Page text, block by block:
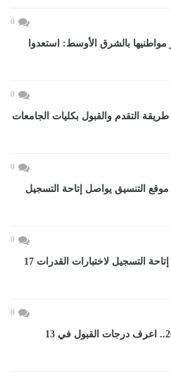
0
مواطنيها بالشرق الأوسط: استعدوا
0
الجامعات 2026.. طريقة التقدم والقبول بكليات الجامعات
0
الجامعات 2026.. موقع التنسيق يواصل إتاحة التسجيل
0
تنسيق الجامعات 2026.. إتاحة التسجيل لاختبارات القدرات 17
0
تنسيق الثانوى العام 2027.. اعرف درجات القبول في 13